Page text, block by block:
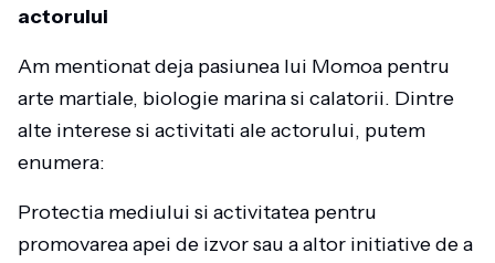
actorului
Am mentionat deja pasiunea lui Momoa pentru
arte martiale, biologie marina si calatorii. Dintre
alte interese si activitati ale actorului, putem
enumera:
Protectia mediului si activitatea pentru
promovarea apei de izvor sau a altor initiative de a